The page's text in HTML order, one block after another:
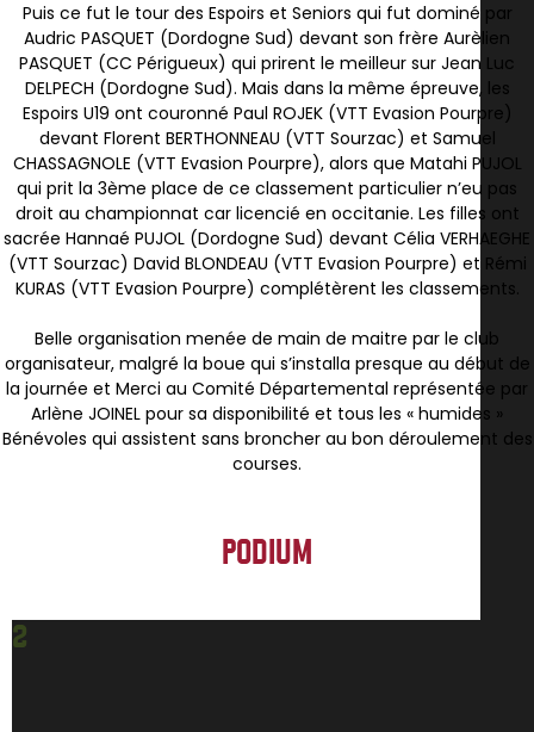
Puis ce fut le tour des Espoirs et Seniors qui fut dominé par
Audric PASQUET (Dordogne Sud) devant son frère Aurèlien
PASQUET (CC Périgueux) qui prirent le meilleur sur Jean Luc
DELPECH (Dordogne Sud). Mais dans la même épreuve, les
Espoirs U19 ont couronné Paul ROJEK (VTT Evasion Pourpre)
devant Florent BERTHONNEAU (VTT Sourzac) et Samuel
CHASSAGNOLE (VTT Evasion Pourpre), alors que Matahi PUJOL
qui prit la 3ème place de ce classement particulier n’eu pas
droit au championnat car licencié en occitanie. Les filles ont
sacrée Hannaé PUJOL (Dordogne Sud) devant Célia VERHAEGHE
(VTT Sourzac) David BLONDEAU (VTT Evasion Pourpre) et Rémi
KURAS (VTT Evasion Pourpre) complétèrent les classements.
Belle organisation menée de main de maitre par le club
organisateur, malgré la boue qui s’installa presque au début de
la journée et Merci au Comité Départemental représentée par
Arlène JOINEL pour sa disponibilité et tous les « humides »
Bénévoles qui assistent sans broncher au bon déroulement des
courses.
PODIUM
2